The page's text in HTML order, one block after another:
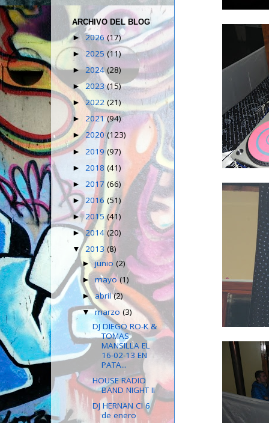
ARCHIVO DEL BLOG
► 2026(17)
► 2025(11)
► 2024(28)
► 2023(15)
►2022(21)
► 2021(94)
►2020(123)
► 2019(97)
► 2018 (41)
► 2017 (66)
► 2016 (51)
►2015(41)
►2014 (20)
▼ 2013 (8)
►junio(2)
►mayo(1)
►abril(2)
▼marzo(3)
DJ DIEGO RO-K &
TOMAS
MANSILLA EL
16-02-13 EN
PATA...
HOUSE RADIO
BAND NIGHT II
DJ HERNAN CI 6
de enero